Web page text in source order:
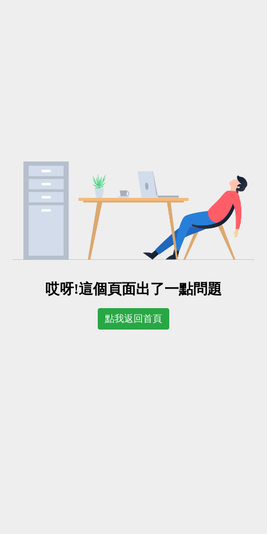
哎呀!這個頁面出了一點問題
點我返回首頁